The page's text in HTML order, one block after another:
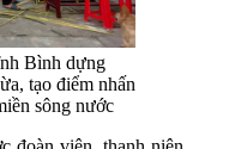
Bình dựng
tạo điểm nhấn
sông nước